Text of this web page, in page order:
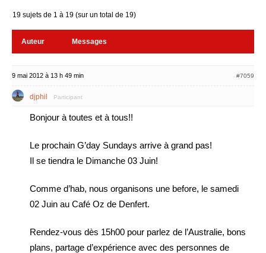
19 sujets de 1 à 19 (sur un total de 19)
Auteur Messages
9 mai 2012 à 13 h 49 min #7059
djphil Participant
Bonjour à toutes et à tous!!
Le prochain G’day Sundays arrive à grand pas!
Il se tiendra le Dimanche 03 Juin!
Comme d’hab, nous organisons une before, le samedi
02 Juin au Café Oz de Denfert.
Rendez-vous dès 15h00 pour parlez de l’Australie, bons
plans, partage d’expérience avec des personnes de